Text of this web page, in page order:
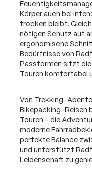
Körper auch bei
trocken bleibt.
nötigen Schutz auf
ergonomische
Bedürfnisse von
Passformen sitzt die
Touren komfortabel
Von Trekking-
Bikepacking-Reisen
Touren – die
moderne
perfekte Balance
und unterstützt
Leidenschaft zu